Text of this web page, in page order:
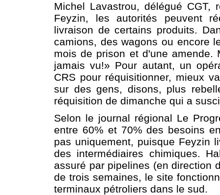
Michel Lavastrou, délégué
Feyzin, les autorités peuvent
livraison de certains produits.
camions, des wagons ou encore
mois de prison et d'une
jamais vu!» Pour autant, un
CRS pour réquisitionner, mieux
sur des gens, disons, plus
réquisition de dimanche qui a
Selon le journal régional Le
entre 60% et 70% des besoins
pas uniquement, puisque Feyzin
des intermédiaires chimiques.
assuré par pipelines (en direction
de trois semaines, le site
terminaux pétroliers dans le sud.